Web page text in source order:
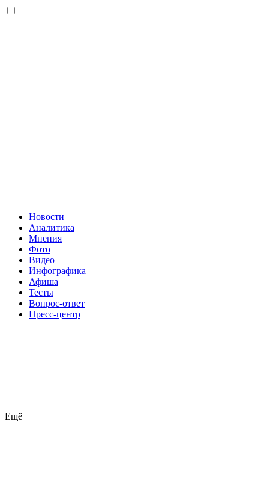
Новости
Аналитика
Мнения
Фото
Видео
Инфографика
Афиша
Тесты
Вопрос-ответ
Пресс-центр
Ещё